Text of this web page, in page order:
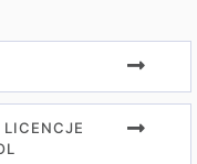
LICENCJE